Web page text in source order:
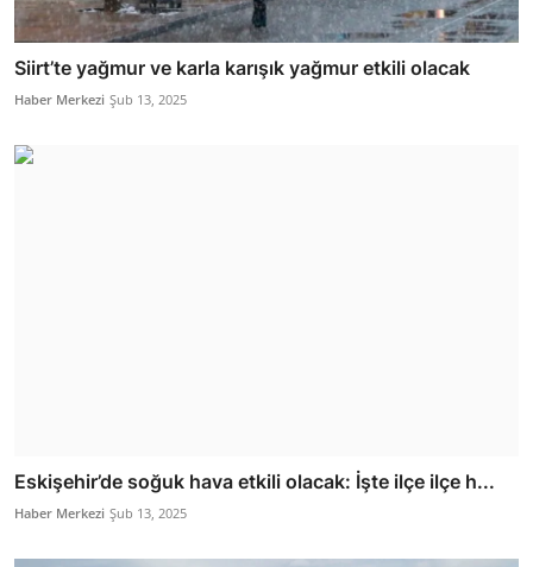
Siirt’te yağmur ve karla karışık yağmur etkili olacak
Haber Merkezi Şub 13, 2025
Eskişehir’de soğuk hava etkili olacak: İşte ilçe ilçe h...
Haber Merkezi Şub 13, 2025